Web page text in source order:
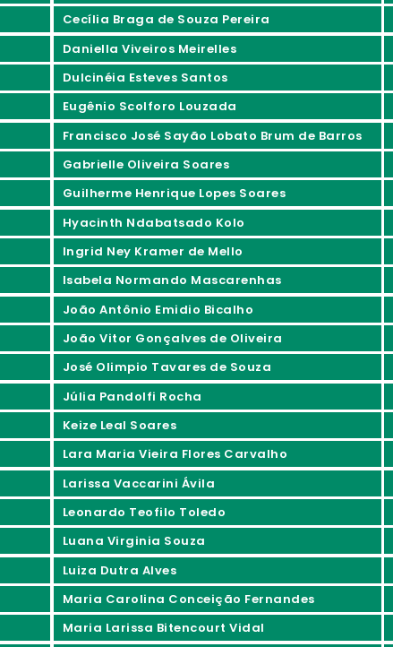
Cecília Braga de Souza Pereira
Daniella Viveiros Meirelles
Dulcinéia Esteves Santos
Eugênio Scolforo Louzada
Francisco José Sayão Lobato Brum de Barros
Gabrielle Oliveira Soares
Guilherme Henrique Lopes Soares
Hyacinth Ndabatsado Kolo
Ingrid Ney Kramer de Mello
Isabela Normando Mascarenhas
João Antônio Emidio Bicalho
João Vitor Gonçalves de Oliveira
José Olimpio Tavares de Souza
Júlia Pandolfi Rocha
Keize Leal Soares
Lara Maria Vieira Flores Carvalho
Larissa Vaccarini Ávila
Leonardo Teofilo Toledo
Luana Virginia Souza
Luiza Dutra Alves
Maria Carolina Conceição Fernandes
Maria Larissa Bitencourt Vidal